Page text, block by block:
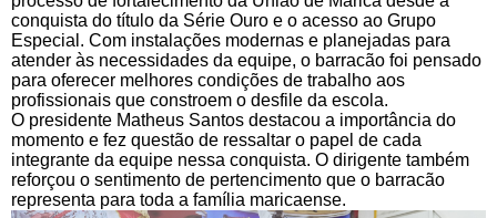
conquista do título da Série Ouro e o acesso ao Grupo
Especial. Com instalações modernas e planejadas para
atender às necessidades da equipe, o barracão foi pensado
para oferecer melhores condições de trabalho aos
profissionais que constroem o desfile da escola.
O presidente Matheus Santos destacou a importância do
momento e fez questão de ressaltar o papel de cada
integrante da equipe nessa conquista. O dirigente também
reforçou o sentimento de pertencimento que o barracão
representa para toda a família maricaense.